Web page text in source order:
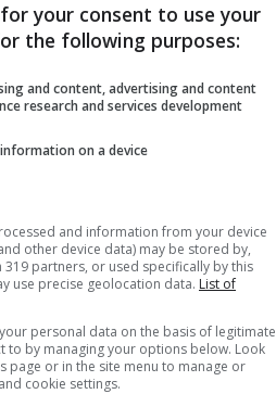
your consent to use your
the following purposes:
and content, advertising and content
research and services development
on a device
and information from your device
other device data) may be stored by,
319 partners, or used specifically by this
use precise geolocation data. List of
personal data on the basis of legitimate
to by managing your options below. Look
page or in the site menu to manage or
cookie settings.